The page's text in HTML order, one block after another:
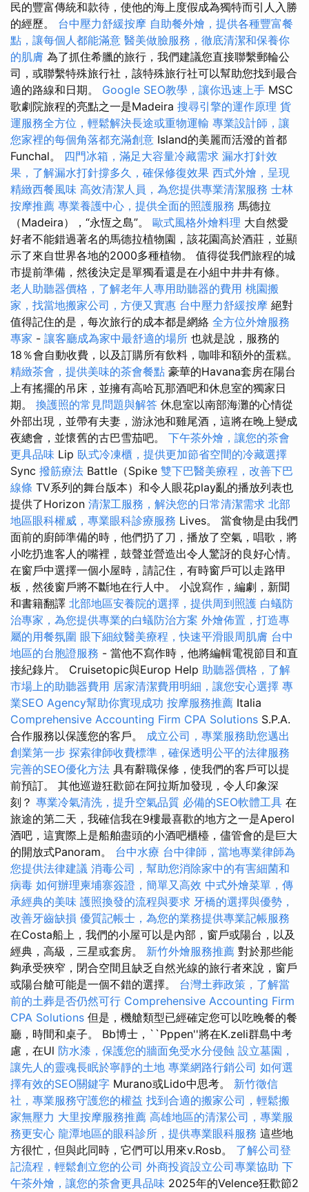
民的豐富傳統和款待，使他的海上度假成為獨特而引人入勝
的經歷。 台中壓力舒緩按摩 自助餐外燴，提供各種豐富餐
點，讓每個人都能滿意 醫美做臉服務，徹底清潔和保養你
的肌膚 為了抓住希臘的旅行，我們建議您直接聯繫郵輪公
司，或聯繫特殊旅行社，該特殊旅行社可以幫助您找到最合
適的路線和日期。 Google SEO教學，讓你迅速上手 MSC
歌劇院旅程的亮點之一是Madeira 搜尋引擎的運作原理 貨
運服務全方位，輕鬆解決長途或重物運輸 專業設計師，讓
您家裡的每個角落都充滿創意 Island的美麗而活潑的首都
Funchal。 四門冰箱，滿足大容量冷藏需求 漏水打針效
果，了解漏水打針撐多久，確保修復效果 西式外燴，呈現
精緻西餐風味 高效清潔人員，為您提供專業清潔服務 士林
按摩推薦 專業養護中心，提供全面的照護服務 馬德拉
（Madeira），“永恆之島”。 歐式風格外燴料理 大自然愛
好者不能錯過著名的馬德拉植物園，該花園高於酒莊，並顯
示了來自世界各地的2000多種植物。 值得從我們旅程的城
市提前準備，然後決定是單獨看還是在小組中井井有條。
老人助聽器價格，了解老年人專用助聽器的費用 桃園搬
家，找當地搬家公司，方便又實惠 台中壓力舒緩按摩 絕對
值得記住的是，每次旅行的成本都是網絡 全方位外燴服務
專家 - 讓客廳成為家中最舒適的場所 也就是說，服務的
18％會自動收費，以及訂購所有飲料，咖啡和額外的蛋糕。
精緻茶會，提供美味的茶會餐點 豪華的Havana套房在陽台
上有搖擺的吊床，並擁有高哈瓦那酒吧和休息室的獨家日
期。 換護照的常見問題與解答 休息室以南部海灘的心情從
外部出現，並帶有夫妻，游泳池和雞尾酒，這將在晚上變成
夜總會，並懷舊的古巴雪茄吧。 下午茶外燴，讓您的茶會
更具品味 Lip 臥式冷凍櫃，提供更加節省空間的冷藏選擇
Sync 撥筋療法 Battle（Spike 雙下巴醫美療程，改善下巴
線條 TV系列的舞台版本）和令人眼花play亂的播放列表也
提供了Horizo​​n 清潔工服務，解決您的日常清潔需求 北部
地區眼科權威，專業眼科診療服務 Lives。 當食物是由我們
面前的廚師準備的時，他們扔了刀，播放了空氣，唱歌，將
小吃扔進客人的嘴裡，鼓聲並營造出令人驚訝的良好心情。
在窗戶中選擇一個小屋時，請記住，有時窗戶可以走路甲
板，然後窗戶將不斷地在行人中。 小說寫作，編劇，新聞
和書籍翻譯 北部地區安養院的選擇，提供周到照護 白蟻防
治專家，為您提供專業的白蟻防治方案 外燴佈置，打造專
屬的用餐氛圍 眼下細紋醫美療程，快速平滑眼周肌膚 台中
地區的台胞證服務 - 當他不寫作時，他將編輯電視節目和直
接紀錄片。 Cruisetopic與Europ Help 助聽器價格，了解
市場上的助聽器費用 居家清潔費用明細，讓您安心選擇 專
業SEO Agency幫助你實現成功 按摩服務推薦 Italia
Comprehensive Accounting Firm CPA Solutions S.P.A.
合作服務以保護您的客戶。 成立公司，專業服務助您邁出
創業第一步 探索律師收費標準，確保透明公平的法律服務
完善的SEO優化方法 具有辭職保修，使我們的客戶可以提
前預訂。 其他巡遊狂歡節在阿拉斯加發現，令人印象深
刻？ 專業冷氣清洗，提升空氣品質 必備的SEO軟體工具 在
旅途的第二天，我確信我在9樓最喜歡的地方之一是Aperol
酒吧，這實際上是船舶盡頭的小酒吧櫃檯，儘管會的是巨大
的開放式Panoram。 台中水療 台中律師，當地專業律師為
您提供法律建議 消毒公司，幫助您消除家中的有害細菌和
病毒 如何辦理柬埔寨簽證，簡單又高效 中式外燴菜單，傳
承經典的美味 護照換發的流程與要求 牙橋的選擇與優勢，
改善牙齒缺損 優質記帳士，為您的業務提供專業記帳服務
在Costa船上，我們的小屋可以是內部，窗戶或陽台，以及
經典，高級，三星或套房。 新竹外燴服務推薦 對於那些能
夠承受狹窄，閉合空間且缺乏自然光線的旅行者來說，窗戶
或陽台艙可能是一個不錯的選擇。 台灣土葬政策，了解當
前的土葬是否仍然可行 Comprehensive Accounting Firm
CPA Solutions 但是，機艙類型已經確定您可以吃晚餐的餐
廳，時間和桌子。 Bb博士，``Pppen''將在K.zeli群島中考
慮，在Ul 防水漆，保護您的牆面免受水分侵蝕 設立墓園，
讓先人的靈魂長眠於寧靜的土地 專業網路行銷公司 如何選
擇有效的SEO關鍵字 Murano或Lido中思考。 新竹徵信
社，專業服務守護您的權益 找到合適的搬家公司，輕鬆搬
家無壓力 大里按摩服務推薦 高雄地區的清潔公司，專業服
務更安心 龍潭地區的眼科診所，提供專業眼科服務 這些地
方很忙，但與此同時，它們可以用來v.Rosb。 了解公司登
記流程，輕鬆創立您的公司 外商投資設立公司專業協助 下
午茶外燴，讓您的茶會更具品味 2025年的Velence狂歡節2